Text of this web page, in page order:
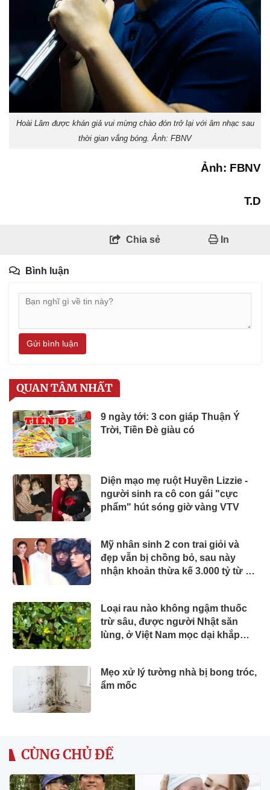
Hoài Lâm được khán giả vui mừng chào đón trở lại với âm nhạc sau
thời gian vắng bóng. Ảnh: FBNV
Ảnh: FBNV
T.D
Chia sẻ In
Bình luận
Gửi bình luận
QUAN TÂM NHẤT
9 ngày tới: 3 con giáp Thuận Ý
Trời, Tiền Đè giàu có
Diện mạo mẹ ruột Huyền Lizzie -
người sinh ra cô con gái "cực
phẩm" hút sóng giờ vàng VTV
Mỹ nhân sinh 2 con trai giỏi và
đẹp vẫn bị chồng bỏ, sau này
nhận khoản thừa kế 3.000 tỷ từ bố
Loại rau nào không ngậm thuốc
trừ sâu, được người Nhật săn
lùng, ở Việt Nam mọc dại khắp
Mẹo xử lý tường nhà bị bong tróc,
ẩm mốc
CÙNG CHỦ ĐỀ